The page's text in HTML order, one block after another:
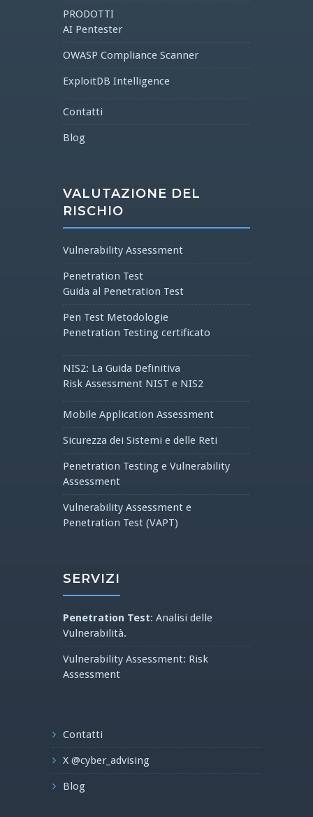
PRODOTTI
AI Pentester
OWASP Compliance Scanner
ExploitDB Intelligence
Contatti
Blog
VALUTAZIONE DEL
RISCHIO
Vulnerability Assessment
Penetration Test
Guida al Penetration Test
Pen Test Metodologie
Penetration Testing certificato
NIS2: La Guida Definitiva
Risk Assessment NIST e NIS2
Mobile Application Assessment
Sicurezza dei Sistemi e delle Reti
Penetration Testing e Vulnerability
Assessment
Vulnerability Assessment e
Penetration Test (VAPT)
SERVIZI
Penetration Test: Analisi delle
Vulnerabilità.
Vulnerability Assessment: Risk
Assessment
Contatti
X @cyber_advising
Blog